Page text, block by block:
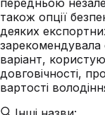
також опції
деяких
зарекомендувала
варіант,
довговічності,
вартості